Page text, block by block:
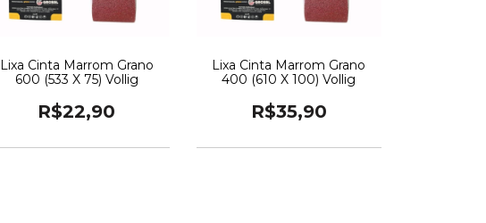
Lixa Cinta Marrom Grano
600 (533 X 75) Vollig
R$22,90
Lixa Cinta Marrom Grano
400 (610 X 100) Vollig
R$35,90